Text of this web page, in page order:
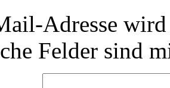
Adresse
Felder sind